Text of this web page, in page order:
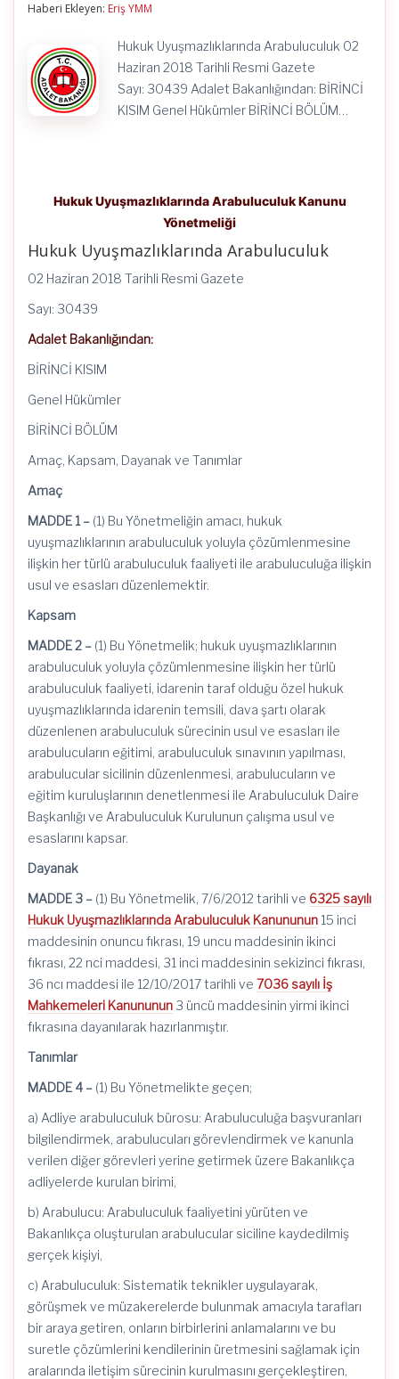
Haberi Ekleyen: Eriş YMM
Hukuk Uyuşmazlıklarında Arabuluculuk 02
Haziran 2018 Tarihli Resmi Gazete
Sayı: 30439 Adalet Bakanlığından: BİRİNCİ
KISIM Genel Hükümler BİRİNCİ BÖLÜM…
Hukuk Uyuşmazlıklarında Arabuluculuk Kanunu
Yönetmeliği
Hukuk Uyuşmazlıklarında Arabuluculuk
02 Haziran 2018 Tarihli Resmi Gazete
Sayı: 30439
Adalet Bakanlığından:
BİRİNCİ KISIM
Genel Hükümler
BİRİNCİ BÖLÜM
Amaç, Kapsam, Dayanak ve Tanımlar
Amaç
MADDE 1 – (1) Bu Yönetmeliğin amacı, hukuk
uyuşmazlıklarının arabuluculuk yoluyla çözümlenmesine
ilişkin her türlü arabuluculuk faaliyeti ile arabuluculuğa ilişkin
usul ve esasları düzenlemektir.
Kapsam
MADDE 2 – (1) Bu Yönetmelik; hukuk uyuşmazlıklarının
arabuluculuk yoluyla çözümlenmesine ilişkin her türlü
arabuluculuk faaliyeti, idarenin taraf olduğu özel hukuk
uyuşmazlıklarında idarenin temsili, dava şartı olarak
düzenlenen arabuluculuk sürecinin usul ve esasları ile
arabulucuların eğitimi, arabuluculuk sınavının yapılması,
arabulucular sicilinin düzenlenmesi, arabulucuların ve
eğitim kuruluşlarının denetlenmesi ile Arabuluculuk Daire
Başkanlığı ve Arabuluculuk Kurulunun çalışma usul ve
esaslarını kapsar.
Dayanak
MADDE 3 – (1) Bu Yönetmelik, 7/6/2012 tarihli ve 6325 sayılı
Hukuk Uyuşmazlıklarında Arabuluculuk Kanununun 15 inci
maddesinin onuncu fıkrası, 19 uncu maddesinin ikinci
fıkrası, 22 nci maddesi, 31 inci maddesinin sekizinci fıkrası,
36 ncı maddesi ile 12/10/2017 tarihli ve 7036 sayılı İş
Mahkemeleri Kanununun 3 üncü maddesinin yirmi ikinci
fıkrasına dayanılarak hazırlanmıştır.
Tanımlar
MADDE 4 – (1) Bu Yönetmelikte geçen;
a) Adliye arabuluculuk bürosu: Arabuluculuğa başvuranları
bilgilendirmek, arabulucuları görevlendirmek ve kanunla
verilen diğer görevleri yerine getirmek üzere Bakanlıkça
adliyelerde kurulan birimi,
b) Arabulucu: Arabuluculuk faaliyetini yürüten ve
Bakanlıkça oluşturulan arabulucular siciline kaydedilmiş
gerçek kişiyi,
c) Arabuluculuk: Sistematik teknikler uygulayarak,
görüşmek ve müzakerelerde bulunmak amacıyla tarafları
bir araya getiren, onların birbirlerini anlamalarını ve bu
suretle çözümlerini kendilerinin üretmesini sağlamak için
aralarında iletişim sürecinin kurulmasını gerçekleştiren,